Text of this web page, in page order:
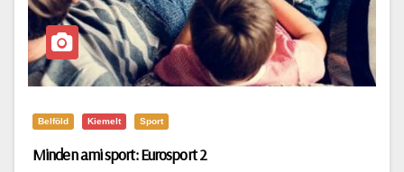
Belföld Kiemelt Sport
Minden ami sport: Eurosport 2